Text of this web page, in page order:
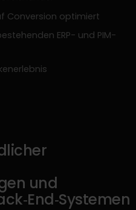
Conversion optimiert
ERP- und PIM-
und